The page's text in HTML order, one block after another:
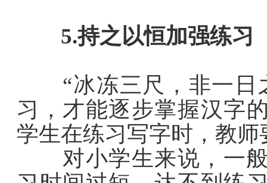
5.持之以恒加强练习
“冰冻三尺，非一日
习，才能逐步掌握汉字
学生在练习写字时，教
对小学生来说，一般